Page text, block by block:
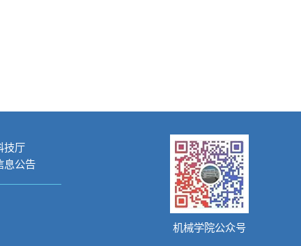
技厅
息公告
机械学院公众号